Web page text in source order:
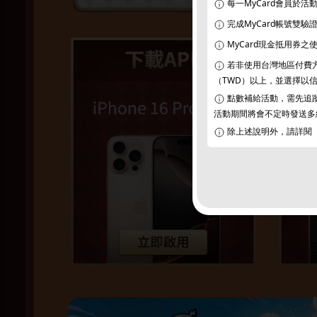
每一MyCard會員於活
完成MyCard帳號雙驗
MyCard現金抵用券之
若非使用台灣地區付費
（TWD）以上，並選擇
點數補給活動，需先追
活動期間將會不定時發送
除上述說明外，請詳閱